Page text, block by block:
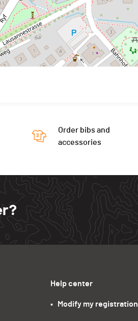
Order bibs and
accessories
Help center
•   Modify my registration